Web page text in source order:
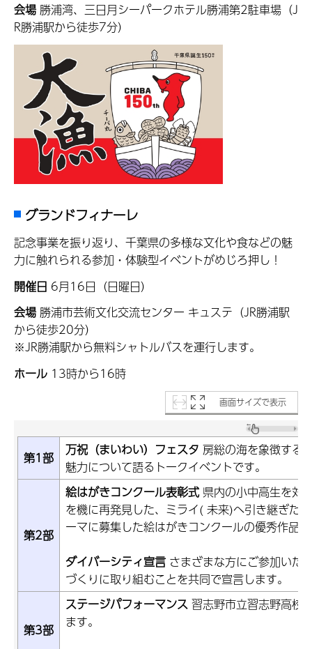
会場 勝浦湾、三日月シーパークホテル勝浦第2駐車場（J
R勝浦駅から徒歩7分）
グランドフィナーレ
記念事業を振り返り、千葉県の多様な文化や食などの魅
力に触れられる参加・体験型イベントがめじろ押し！
開催日 6月16日（日曜日）
会場 勝浦市芸術文化交流センター キュステ（JR勝浦駅
から徒歩20分）
※JR勝浦駅から無料シャトルバスを運行します。
ホール 13時から16時
画面サイズで表示
第1部 万祝（まいわい）フェスタ 房総の海を象徴する
魅力について語るトークイベントです。
第2部
絵はがきコンクール表彰式県内の小中高生を対
を機に再発見した、ミライ( 未来)へ引き継ぎた
ーマに募集した絵はがきコンクールの優秀作品
ダイバーシティ宣言 さまざまな方にご参加いた
づくりに取り組むことを共同で宣言します。
第3部
ステージパフォーマンス 習志野市立習志野高校
ます。